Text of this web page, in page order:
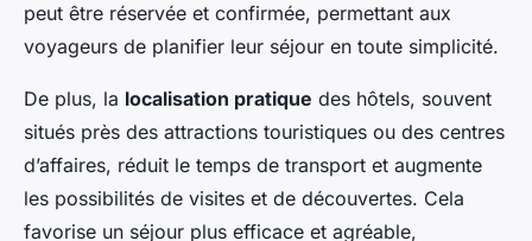
peut être réservée et confirmée, permettant aux
voyageurs de planifier leur séjour en toute simplicité.
De plus, la localisation pratique des hôtels, souvent
situés près des attractions touristiques ou des centres
d’affaires, réduit le temps de transport et augmente
les possibilités de visites et de découvertes. Cela
favorise un séjour plus efficace et agréable,